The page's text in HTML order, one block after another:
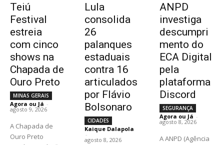
Teiú
Festival
estreia
com cinco
shows na
Chapada de
Ouro Preto
MINAS GERAIS
Agora ou Já -
agosto 9, 2026
A Chapada de
Ouro Preto
Lula
consolida
26
palanques
estaduais
contra 16
articulados
por Flávio
Bolsonaro
CIDADES
Kaique Dalapola
-
agosto 8, 2026
ANPD
investiga
descumpri
mento do
ECA Digital
pela
plataforma
Discord
SEGURANÇA
Agora ou Já -
agosto 8, 2026
A ANPD (Agência